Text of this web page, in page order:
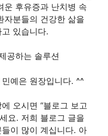
운 후유증과 난치병 속
자분들의 건강한 삶을
있습니다.
공하는 솔루션
예은 원장입니다. ^^
오시면 “블로그 보고
요. 저희 블로그 글을
이 많이 계십니다. 아